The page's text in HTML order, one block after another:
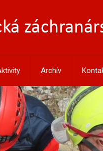
Archív